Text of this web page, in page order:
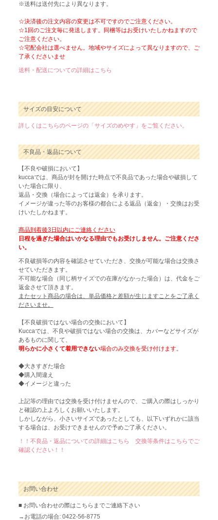
※送料は送付先により異なります。
☆決済後の注文内容の変更は不可ですのでご注意ください。
☆1回のご注文毎に発送します。同梱等はお受けいたしかねますので
ご注意ください。
☆宅配会社は選べません。地域やサイズによって異なりますので、ご
了承くださいませ
送料・配送についての詳細はこちら
サイズの目安について
詳しくはこちらのページの「サイズのめやす」をご覧ください。
不良品・返品について
【不良や破損において】
kuccaでは、商品が封を開けた時点で不良品であった場合や破損して
いた場合に限り、
返品・交換（場合によっては返金）を承ります。
イメージが違った等のお客様の都合による返品（返金）・交換はお受
けいたしかねます。
商品到着後3日以内にご連絡ください
日程を過ぎた場合はいかなる理由でもお受けしません。ご注意くださ
い。
不良破損等の内容を確認させていただき、交換が可能な場合は交換さ
せていただきます。
不可能な場合（同じ柄サイズでの在庫がなかった場合）は、代金をご
返金させて頂きます。
またセット商品の場合は、単品価格と差額が生じますことをご了承く
ださいませ。
【不良破損ではない場合の交換において】
Kuccaでは、不良や破損ではない場合の交換は、カバーなどサイズが
あるものに関して、
明らかに小さくて着用できない場合のみ交換を受け付けます。
◆大きすぎた場合
◆購入間違え
◆イメージと違った
上記等の理由では交換を受け付けませんので、ご購入の際はしっかり
と確認の上よろしくお願いいたします。
しかしながら、小さいサイズであったとしても、以下いずれかに該当
する場合は、お受けできませんので予めご了承ください。
！！不良品・返品についての詳細はこちら 交換等条件はこちらでご
確認ください！！
お問い合わせ
■ お問い合わせの際はこちらまでご連絡下さい
→お電話の場合: 0422-56-8775